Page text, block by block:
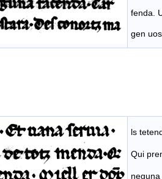
fenda.
gen
ls
Qui